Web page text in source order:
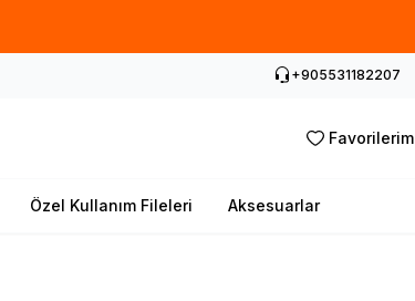
+905531182207
Favorilerim
Özel Kullanım Fileleri Aksesuarlar